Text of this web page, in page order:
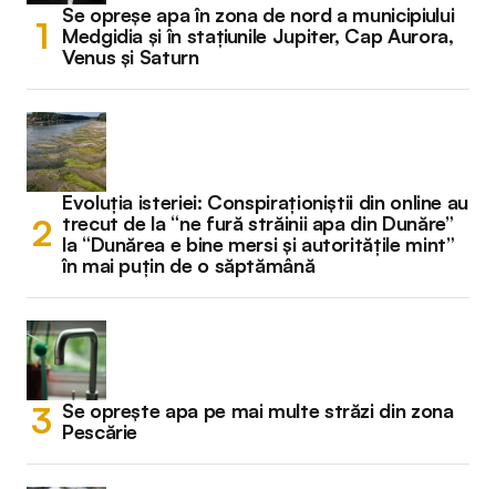
Se opreșe apa în zona de nord a municipiului
Medgidia și în stațiunile Jupiter, Cap Aurora,
Venus și Saturn
Evoluția isteriei: Conspiraționiștii din online au
trecut de la “ne fură străinii apa din Dunăre”
la “Dunărea e bine mersi și autoritățile mint”
în mai puțin de o săptămână
Se oprește apa pe mai multe străzi din zona
Pescărie